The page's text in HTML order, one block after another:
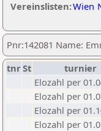
Vereinslisten:Wien
Pnr:142081 Name:
tnrSt turnier
Elozahl per
Elozahl per
Elozahl per
Elozahl per